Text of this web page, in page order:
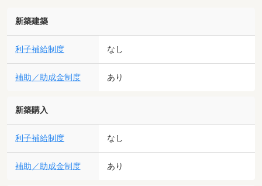
新築建築
利子補給制度 なし
補助／助成金制度 あり
新築購入
利子補給制度 なし
補助／助成金制度 あり